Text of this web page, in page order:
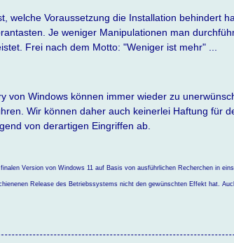
welche Voraussetzung die Installation behindert
Je weniger Manipulationen man
Frei nach dem Motto: "Weniger ist mehr" ...
von Windows können immer wieder zu
Wir können daher auch keinerlei Haftung für
von derartigen Eingriffen ab.
Version von Windows 11 auf Basis von ausführlichen Recherchen in
Release des Betriebssystems nicht den gewünschten Effekt hat.